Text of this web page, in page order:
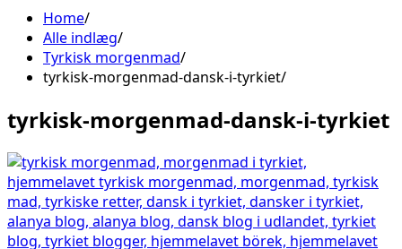
Home
Alle indlæg
Tyrkisk morgenmad
tyrkisk-morgenmad-dansk-i-tyrkiet
tyrkisk-morgenmad-dansk-i-tyrkiet